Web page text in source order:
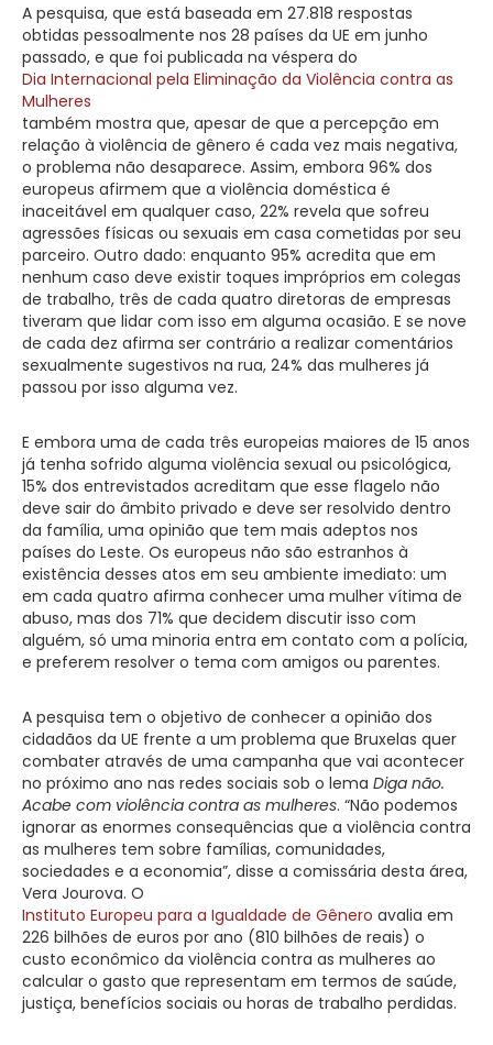
A pesquisa, que está baseada em 27.818 respostas
obtidas pessoalmente nos 28 países da UE em junho
passado, e que foi publicada na véspera do
Dia Internacional pela Eliminação da Violência contra as
Mulheres
também mostra que, apesar de que a percepção em
relação à violência de gênero é cada vez mais negativa,
o problema não desaparece. Assim, embora 96% dos
europeus afirmem que a violência doméstica é
inaceitável em qualquer caso, 22% revela que sofreu
agressões físicas ou sexuais em casa cometidas por seu
parceiro. Outro dado: enquanto 95% acredita que em
nenhum caso deve existir toques impróprios em colegas
de trabalho, três de cada quatro diretoras de empresas
tiveram que lidar com isso em alguma ocasião. E se nove
de cada dez afirma ser contrário a realizar comentários
sexualmente sugestivos na rua, 24% das mulheres já
passou por isso alguma vez.
E embora uma de cada três europeias maiores de 15 anos
já tenha sofrido alguma violência sexual ou psicológica,
15% dos entrevistados acreditam que esse flagelo não
deve sair do âmbito privado e deve ser resolvido dentro
da família, uma opinião que tem mais adeptos nos
países do Leste. Os europeus não são estranhos à
existência desses atos em seu ambiente imediato: um
em cada quatro afirma conhecer uma mulher vítima de
abuso, mas dos 71% que decidem discutir isso com
alguém, só uma minoria entra em contato com a polícia,
e preferem resolver o tema com amigos ou parentes.
A pesquisa tem o objetivo de conhecer a opinião dos
cidadãos da UE frente a um problema que Bruxelas quer
combater através de uma campanha que vai acontecer
no próximo ano nas redes sociais sob o lema Diga não.
Acabe com violência contra as mulheres. “Não podemos
ignorar as enormes consequências que a violência contra
as mulheres tem sobre famílias, comunidades,
sociedades e a economia”, disse a comissária desta área,
Vera Jourova. O
Instituto Europeu para a Igualdade de Gênero avalia em
226 bilhões de euros por ano (810 bilhões de reais) o
custo econômico da violência contra as mulheres ao
calcular o gasto que representam em termos de saúde,
justiça, benefícios sociais ou horas de trabalho perdidas.